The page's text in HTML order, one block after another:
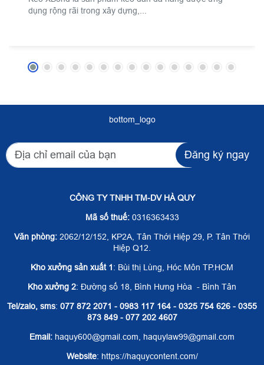
dụng rộng rãi trong xây dựng,...
bottom_logo
Đăng ký ngay
CÔNG TY TNHH TM-DV HÀ QUY
Mã số thuế:0316363433
Văn phòng: 2062/12/152, KP2A, Tân Thới Hiệp 29, P. Tân Thới
Hiệp Q12.
Kho xưởng sản xuất 1: Bùi thị Lùng, Hóc Môn TP.HCM
Kho xưởng 2: Đường số 18, Bình Hưng Hòa - Bình Tân
Tel/zalo, sms: 077 872 2071 - 0983 117 164 - 0325 754 626 - 0355
873 849 - 077 202 4607
Email: haquy600@gmail.com, haquylaw99@gmail.com
Website: https://haquycontent.com/